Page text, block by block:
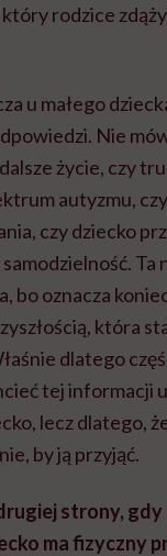
rodzice
u małego
Nie
życie, czy
autyzmu,
czy dziecko
Ta
bo oznacza
która
dlatego
tej informacji
lecz dlatego,
by ją przyjąć.
strony,
ma fizyczny